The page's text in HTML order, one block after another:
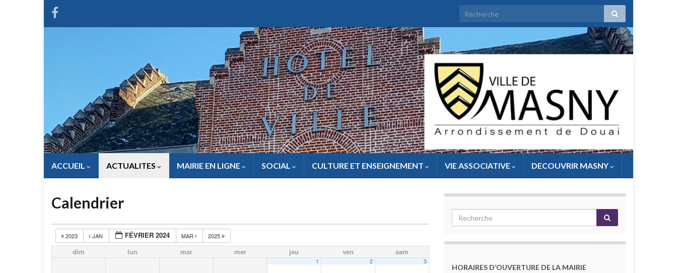
ACCUEIL ACTUALITES MAIRIE EN LIGNE SOCIAL CULTURE ET ENSEIGNEMENT VIE ASSOCIATIVE DECOUVRIR MASNY
Calendrier
2023 JAN FÉVRIER 2024 MAR 2025
dim lun mar mer jeu ven sam
1 2 3
HORAIRES D’OUVERTURE DE LA MAIRIE